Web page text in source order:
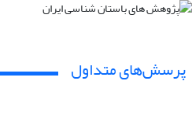
پرسش‌های متداول